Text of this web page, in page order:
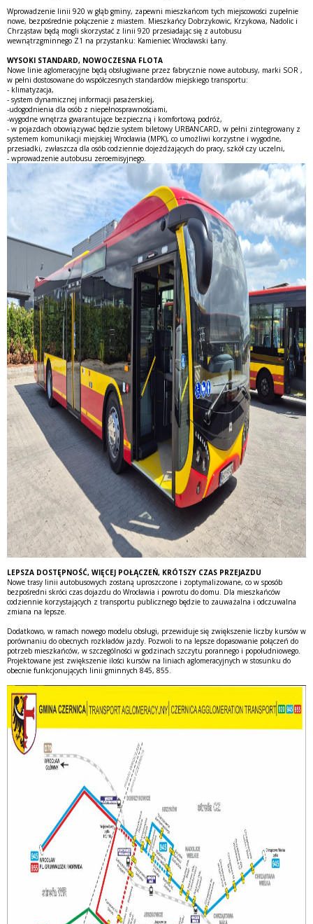
Wprowadzenie linii 920 w głąb gminy, zapewni mieszkańcom tych miejscowości zupełnie
nowe, bezpośrednie połączenie z miastem. Mieszkańcy Dobrzykowic, Krzykowa, Nadolic i
Chrząstaw będą mogli skorzystać z linii 920 przesiadając się z autobusu
wewnątrzgminnego Z1 na przystanku: Kamieniec Wrocławski Łany.
WYSOKI STANDARD, NOWOCZESNA FLOTA
Nowe linie aglomeracyjne będą obsługiwane przez fabrycznie nowe autobusy, marki SOR ,
w pełni dostosowane do współczesnych standardów miejskiego transportu:
- klimatyzacja,
- system dynamicznej informacji pasażerskiej,
-udogodnienia dla osób z niepełnosprawnościami,
-wygodne wnętrza gwarantujące bezpieczną i komfortową podróż,
- w pojazdach obowiązywać będzie system biletowy URBANCARD, w pełni zintegrowany z
systemem komunikacji miejskiej Wrocławia (MPK), co umożliwi korzystne i wygodne,
przesiadki, zwłaszcza dla osób codziennie dojeżdżających do pracy, szkół czy uczelni,
- wprowadzenie autobusu zeroemisyjnego.
LEPSZA DOSTĘPNOŚĆ, WIĘCEJ POŁĄCZEŃ, KRÓTSZY CZAS PRZEJAZDU
Nowe trasy linii autobusowych zostaną uproszczone i zoptymalizowane, co w sposób
bezpośredni skróci czas dojazdu do Wrocławia i powrotu do domu. Dla mieszkańców
codziennie korzystających z transportu publicznego będzie to zauważalna i odczuwalna
zmiana na lepsze.
Dodatkowo, w ramach nowego modelu obsługi, przewiduje się zwiększenie liczby kursów w
porównaniu do obecnych rozkładów jazdy. Pozwoli to na lepsze dopasowanie połączeń do
potrzeb mieszkańców, w szczególności w godzinach szczytu porannego i popołudniowego.
Projektowane jest zwiększenie ilości kursów na liniach aglomeracyjnych w stosunku do
obecnie funkcjonujących linii gminnych 845, 855.